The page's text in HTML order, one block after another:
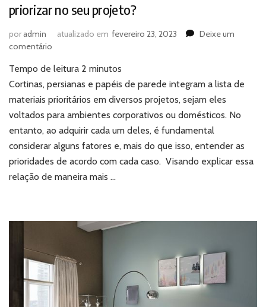
priorizar no seu projeto?
poradmin atualizado em fevereiro 23, 2023
Deixe um
comentário
persianas
e
papéis
parede:
o
que
priorizar
seu
Tempo de leitura 2 minutos
Cortinas, persianas e papéis de parede integram a lista de
materiais prioritários em diversos projetos, sejam eles
voltados para ambientes corporativos ou domésticos. No
entanto, ao adquirir cada um deles, é fundamental
considerar alguns fatores e, mais do que isso, entender as
prioridades de acordo com cada caso. Visando explicar essa
relação de maneira mais …